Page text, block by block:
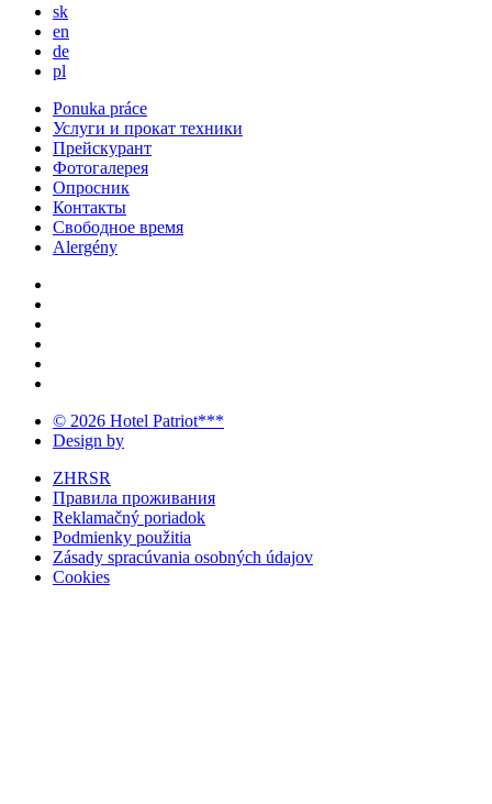
sk
en
de
pl
Ponuka práce
Услуги и прокат техники
Прейскурант
Фотогалерея
Опросник
Контакты
Свободное время
Alergény
© 2026 Hotel Patriot***
Design by
ZHRSR
Правила проживания
Reklamačný poriadok
Podmienky použitia
Zásady spracúvania osobných údajov
Cookies